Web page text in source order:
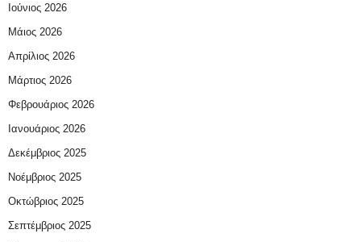
Ιούνιος 2026
Μάιος 2026
Απρίλιος 2026
Μάρτιος 2026
Φεβρουάριος 2026
Ιανουάριος 2026
Δεκέμβριος 2025
Νοέμβριος 2025
Οκτώβριος 2025
Σεπτέμβριος 2025